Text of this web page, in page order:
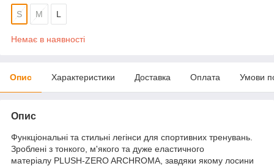
S M L
Немає в наявності
Опис Характеристики Доставка Оплата Умови
Опис
Функціональні та стильні легінси для спортивних тренувань.
Зроблені з тонкого, м'якого та дуже еластичного
матеріалу PLUSH-ZERO ARCHROMA, завдяки якому лосини